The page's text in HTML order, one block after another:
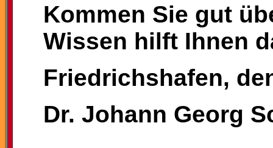
Kommen Sie gut
Wissen hilft Ihnen
Friedrichshafen,
Dr. Johann Georg